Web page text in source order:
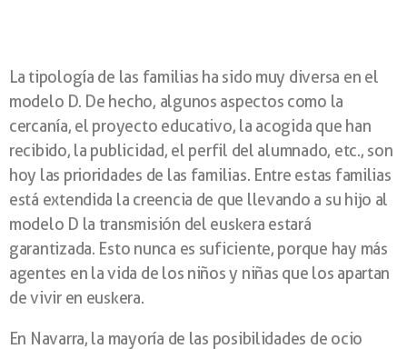
La tipología de las familias ha sido muy diversa en el
modelo D. De hecho, algunos aspectos como la
cercanía, el proyecto educativo, la acogida que han
recibido, la publicidad, el perfil del alumnado, etc., son
hoy las prioridades de las familias. Entre estas familias
está extendida la creencia de que llevando a su hijo al
modelo D la transmisión del euskera estará
garantizada. Esto nunca es suficiente, porque hay más
agentes en la vida de los niños y niñas que los apartan
de vivir en euskera.
En Navarra, la mayoría de las posibilidades de ocio